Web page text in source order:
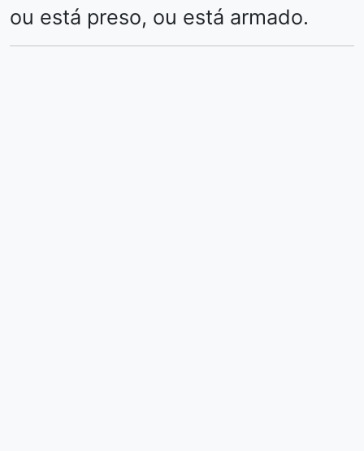
ou está preso, ou está armado.